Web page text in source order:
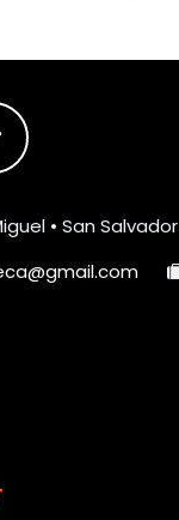
• San Salvador